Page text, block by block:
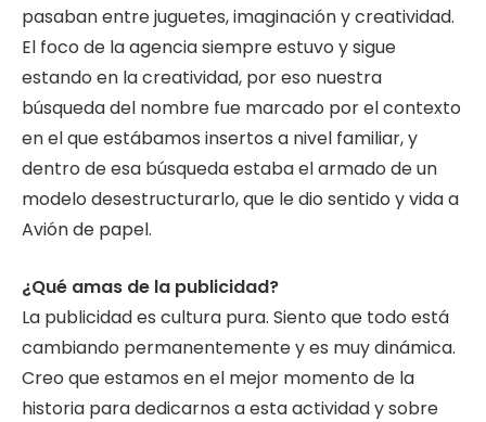
pasaban entre juguetes, imaginación y creatividad.
El foco de la agencia siempre estuvo y sigue
estando en la creatividad, por eso nuestra
búsqueda del nombre fue marcado por el contexto
en el que estábamos insertos a nivel familiar, y
dentro de esa búsqueda estaba el armado de un
modelo desestructurarlo, que le dio sentido y vida a
Avión de papel.
¿Qué amas de la publicidad?
La publicidad es cultura pura. Siento que todo está
cambiando permanentemente y es muy dinámica.
Creo que estamos en el mejor momento de la
historia para dedicarnos a esta actividad y sobre